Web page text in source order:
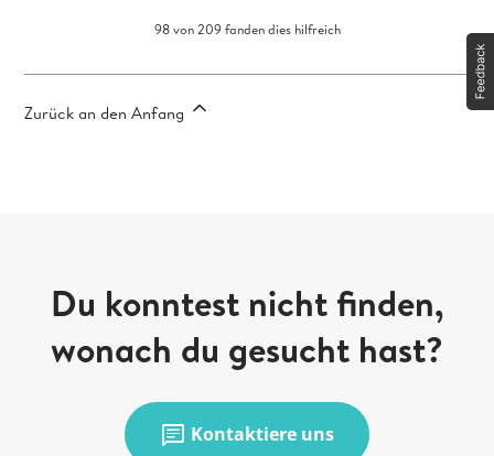
98 von 209 fanden dies hilfreich
Zurück an den Anfang
Du konntest nicht finden,
wonach du gesucht hast?
chat Kontaktiere uns